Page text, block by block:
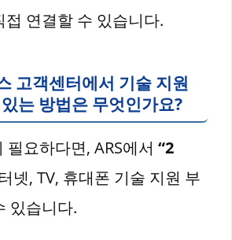
접 연결할 수 있습니다.
고객센터에서 기술 지원
는 방법은 무엇인가요?
요하다면, ARS에서 “2
넷, TV, 휴대폰 기술 지원 부
있습니다.